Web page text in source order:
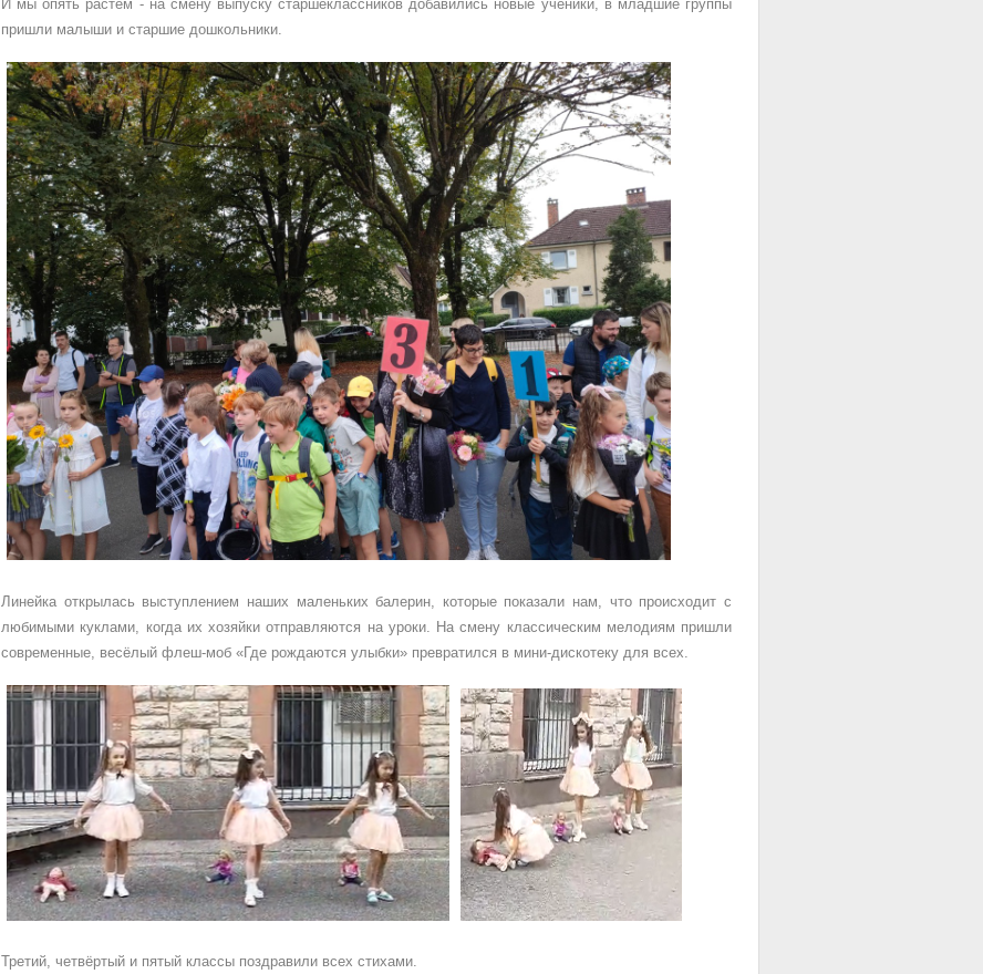
И мы опять растём - на смену выпуску старшеклассников добавились новые ученики, в младшие группы
пришли малыши и старшие дошкольники.
Линейка открылась выступлением наших маленьких балерин, которые показали нам, что происходит с
любимыми куклами, когда их хозяйки отправляются на уроки. На смену классическим мелодиям пришли
современные, весёлый флеш-моб «Где рождаются улыбки» превратился в мини-дискотеку для всех.
Третий, четвёртый и пятый классы поздравили всех стихами.